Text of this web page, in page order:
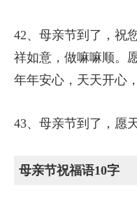
42、母亲节到了，祝
祥如意，做嘛嘛顺。
年年安心，天天开心
43、母亲节到了，愿
母亲节祝福语10字